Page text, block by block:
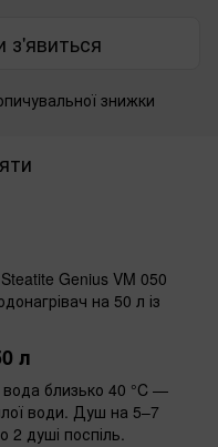
з'явиться
знижки
Genius VM 050
на 50 л із
л
вода близько 40 °C —
води. Душ на 5–7
2 душі поспіль.